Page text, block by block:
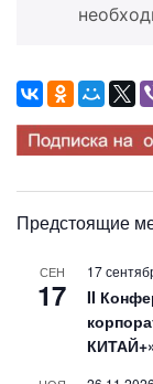
Предстоящие
СЕН
17
17
II